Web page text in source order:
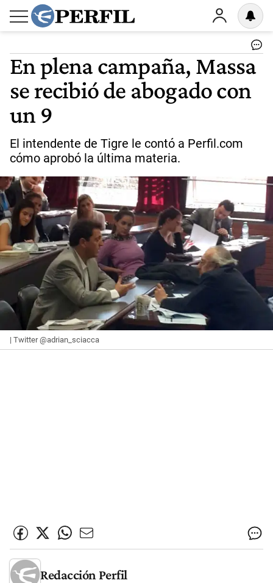
En plena campaña, Massa
se recibió de abogado con
un 9
El intendente de Tigre le contó a Perfil.com
cómo aprobó la última materia.
| Twitter @adrian_sciacca
Redacción Perfil